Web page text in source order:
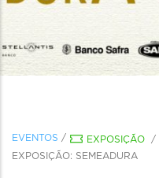
EVENTOS / EXPOSIÇÃO /
EXPOSIÇÃO: SEMEADURA